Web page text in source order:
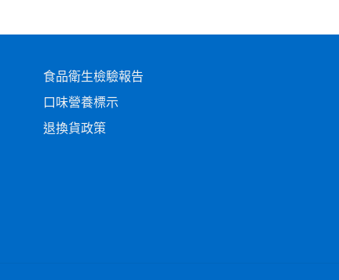
食品衛生檢驗報告
口味營養標示
退換貨政策